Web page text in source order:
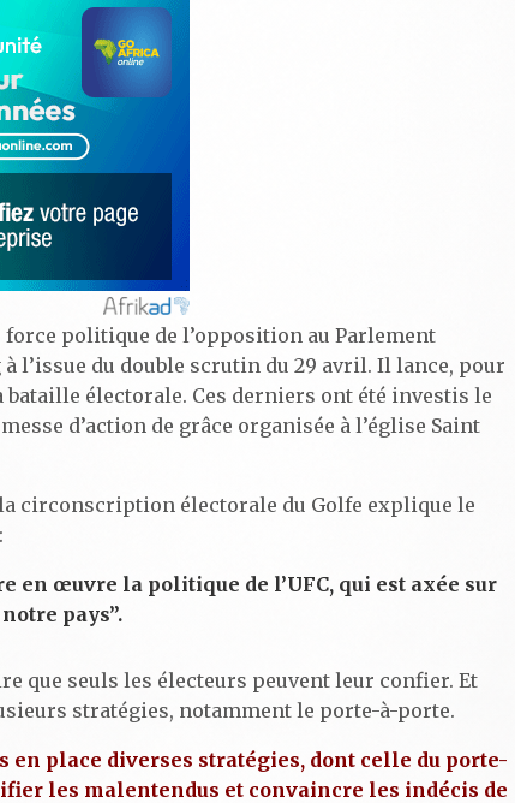
force politique de l’opposition au Parlement
l’issue du double scrutin du 29 avril. Il lance, pour
électorale. Ces derniers ont été investis le
d’action de grâce organisée à l’église Saint
circonscription électorale du Golfe explique le
en œuvre la politique de l’UFC, qui est axée sur
pays”.
que seuls les électeurs peuvent leur confier. Et
stratégies, notamment le porte-à-porte.
en place diverses stratégies, dont celle du porte-
les malentendus et convaincre les indécis de